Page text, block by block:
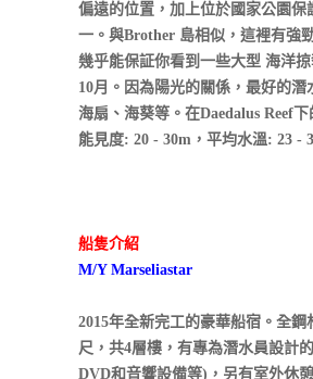
偏遠的位置，加上位於國家公園
一。與Brother 島相似，這裡有強
幾乎能保証你看到一些大型 海洋
10月。因為陽光的關係，最好的
海扇、海葵等。在Daedalus Reef
能見度: 20 - 30m，平均水溫: 23 -
船隻介紹
M/Y Marseliastar
2015年全新完工的豪華船宿。全
尺，共4層樓，有專為潛水員設計
DVD和音響設備等)，另有室外休